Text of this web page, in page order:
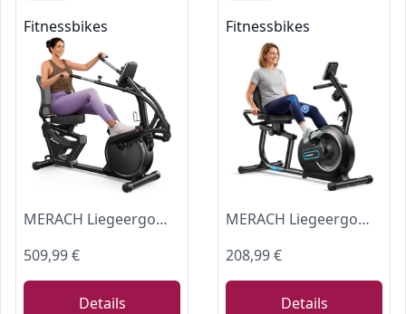
Fitnessbikes
MERACH Liegeergometer für Zuhause mit 8 verstellbaren Widerstandsstufen, Heimtrainer Fahrrad, exklusiver App-Konnektivität
509,99 €
Details
Fitnessbikes
MERACH Liegeergometer für Zuhause mit 8 verstellbaren Widerstandsstufen, Smart Bluetooth, exklusiver App-Konnektivität, LCD-Display, Herzfrequenzsensoren und verstellbarer Rückenlehne
208,99 €
Details